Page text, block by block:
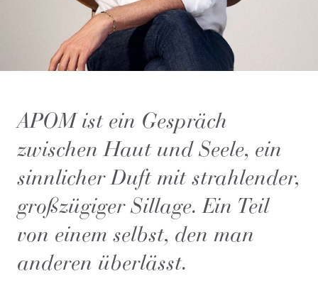
APOM ist ein Gespräch
zwischen Haut und Seele, ein
sinnlicher Duft mit strahlender,
großzügiger Sillage. Ein Teil
von einem selbst, den man
anderen überlässt.